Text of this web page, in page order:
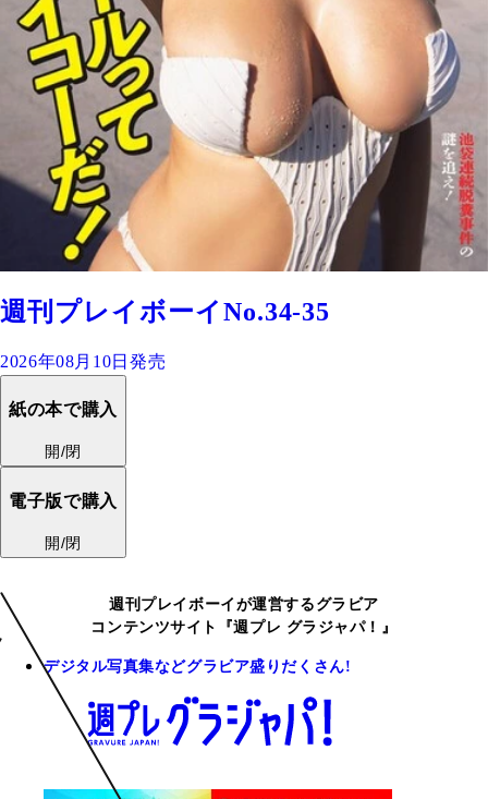
週刊プレイボーイNo.34-35
2026年08月10日発売
紙の本で購入
開/閉
電子版で購入
開/閉
週刊プレイボーイが運営するグラビア
コンテンツサイト『週プレ グラジャパ！』
デジタル写真集などグラビア盛りだくさん!